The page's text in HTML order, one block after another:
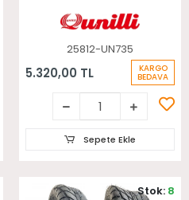
25812-UN735
5.320,00 TL KARGO
BEDAVA
Sepete Ekle
Stok: 8